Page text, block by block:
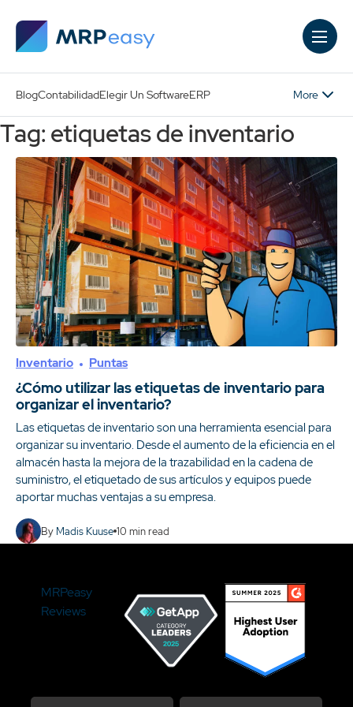
BlogContabilidadElegir Un SoftwareERP More
Tag: etiquetas de inventario
Inventario Puntas
¿Cómo utilizar las etiquetas de inventario para
organizar el inventario?
Las etiquetas de inventario son una herramienta esencial para
organizar su inventario. Desde el aumento de la eficiencia en el
almacén hasta la mejora de la trazabilidad en la cadena de
suministro, el etiquetado de sus artículos y equipos puede
aportar muchas ventajas a su empresa.
By Madis Kuuse 10 min read
MRPeasy
Reviews